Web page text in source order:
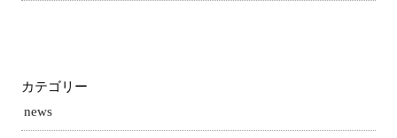
カテゴリー
news